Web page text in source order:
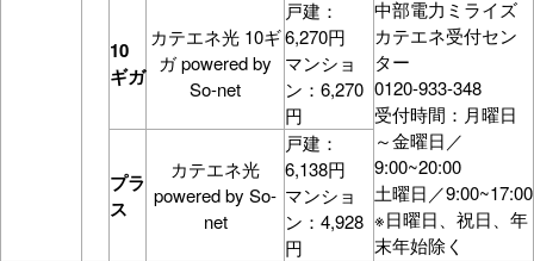
中部電力ミライズ
カテエネ受付セン
ター
0120-933-348
受付時間：月曜日
～金曜日／
9:00~20:00
土曜日／9:00~17:00
※日曜日、祝日、年
末年始除く
10
ギガ
カテエネ光 10ギ
ガ powered by
So-net
戸建：
6,270円
マンショ
ン：6,270
円
プラ
ス
カテエネ光
powered by So-
net
戸建：
6,138円
マンショ
ン：4,928
円